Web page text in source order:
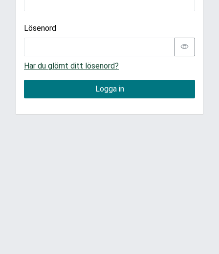
Lösenord
Har du glömt ditt lösenord?
Logga in